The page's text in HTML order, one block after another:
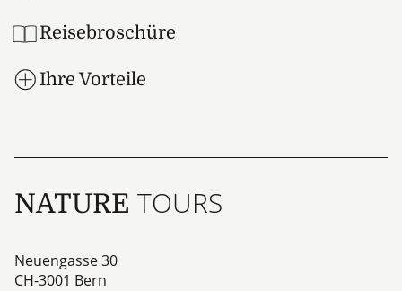
Reisebroschüre
Ihre Vorteile
NATURE TOURS
Neuengasse 30
CH-3001 Bern